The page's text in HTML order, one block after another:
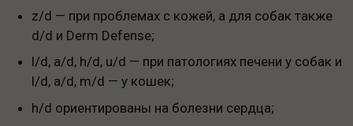
z/d — при проблемах с кожей, а для собак также
d/d и Derm Defense;
l/d, a/d, h/d, u/d — при патологиях печени у собак и
l/d, a/d, m/d — у кошек;
h/d ориентированы на болезни сердца;